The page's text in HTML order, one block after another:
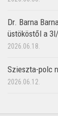
Dr. Barna
üstököstől a
2026.06.18.
Szieszta-polc
2026.06.12.